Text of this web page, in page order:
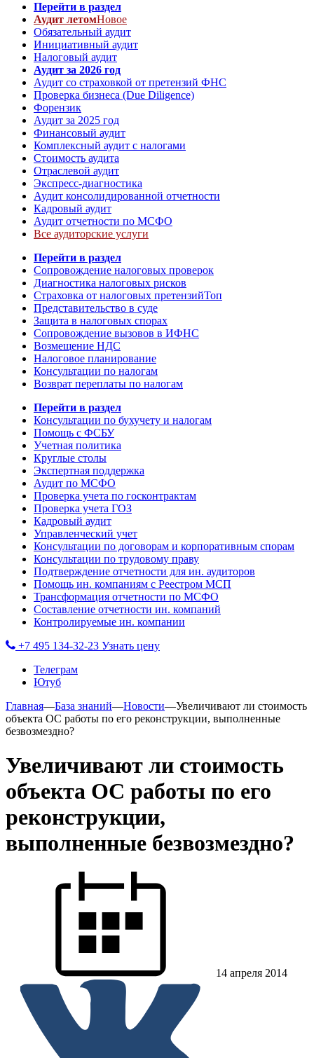
Перейти в раздел
Аудит летомНовое
Обязательный аудит
Инициативный аудит
Налоговый аудит
Аудит за 2026 год
Аудит со страховкой от претензий ФНС
Проверка бизнеса (Due Diligence)
Форензик
Аудит за 2025 год
Финансовый аудит
Комплексный аудит с налогами
Стоимость аудита
Отраслевой аудит
Экспресс-диагностика
Аудит консолидированной отчетности
Кадровый аудит
Аудит отчетности по МСФО
Все аудиторские услуги
Перейти в раздел
Сопровождение налоговых проверок
Диагностика налоговых рисков
Страховка от налоговых претензийТоп
Представительство в суде
Защита в налоговых спорах
Сопровождение вызовов в ИФНС
Возмещение НДС
Налоговое планирование
Консультации по налогам
Возврат переплаты по налогам
Перейти в раздел
Консультации по бухучету и налогам
Помощь с ФСБУ
Учетная политика
Круглые столы
Экспертная поддержка
Аудит по МСФО
Проверка учета по госконтрактам
Проверка учета ГОЗ
Кадровый аудит
Управленческий учет
Консультации по договорам и корпоративным спорам
Консультации по трудовому праву
Подтверждение отчетности для ин. аудиторов
Помощь ин. компаниям с Реестром МСП
Трансформация отчетности по МСФО
Составление отчетности ин. компаний
Контролируемые ин. компании
+7 495 134-32-23 Узнать цену
Телеграм
Ютуб
Главная—База знаний—Новости—Увеличивают ли стоимость
объекта ОС работы по его реконструкции, выполненные
безвозмездно?
Увеличивают ли стоимость
объекта ОС работы по его
реконструкции,
выполненные безвозмездно?
14 апреля 2014